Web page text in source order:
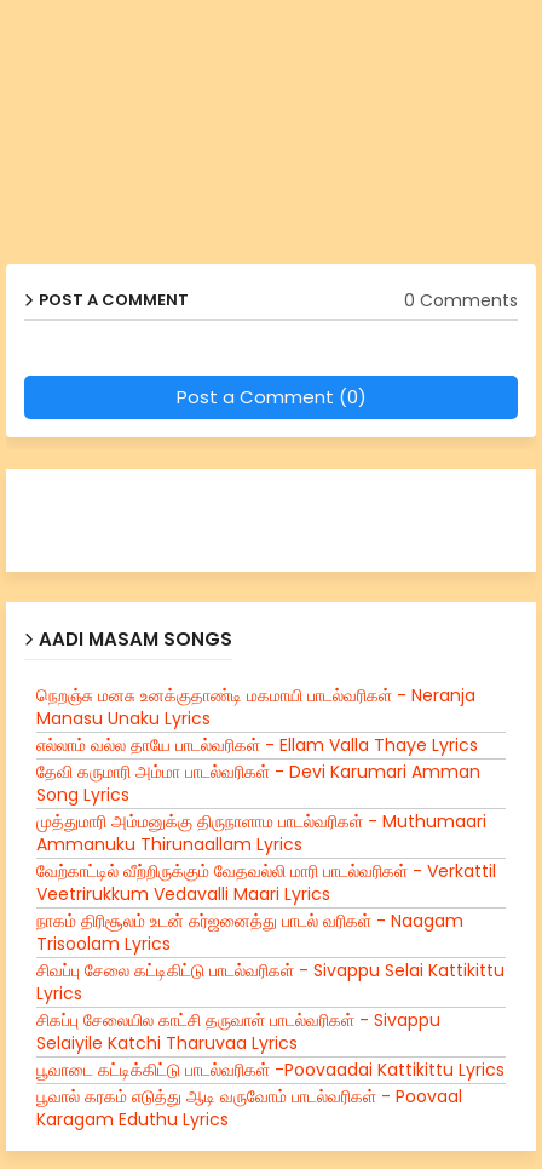
POST A COMMENT 0 Comments
Post a Comment (0)
AADI MASAM SONGS
நெறஞ்சு மனசு உனக்குதாண்டி மகமாயி பாடல்வரிகள் - Neranja
Manasu Unaku Lyrics
எல்லாம் வல்ல தாயே பாடல்வரிகள் - Ellam Valla Thaye Lyrics
தேவி கருமாரி அம்மா பாடல்வரிகள் - Devi Karumari Amman
Song Lyrics
முத்துமாரி அம்மனுக்கு திருநாளாம பாடல்வரிகள் - Muthumaari
Ammanuku Thirunaallam Lyrics
வேற்காட்டில் வீற்றிருக்கும் வேதவல்லி மாரி பாடல்வரிகள் - Verkattil
Veetrirukkum Vedavalli Maari Lyrics
நாகம் திரிசூலம் உடன் கர்ஜனைத்து பாடல் வரிகள் - Naagam
Trisoolam Lyrics
சிவப்பு சேலை கட்டிகிட்டு பாடல்வரிகள் - Sivappu Selai Kattikittu
Lyrics
சிகப்பு சேலையில காட்சி தருவாள் பாடல்வரிகள் - Sivappu
Selaiyile Katchi Tharuvaa Lyrics
பூவாடை கட்டிக்கிட்டு பாடல்வரிகள் -Poovaadai Kattikittu Lyrics
பூவால் கரகம் எடுத்து ஆடி வருவோம் பாடல்வரிகள் - Poovaal
Karagam Eduthu Lyrics